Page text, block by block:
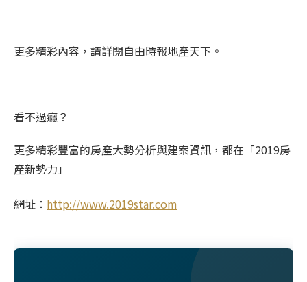
更多精彩內容，請詳閱自由時報地產天下。
看不過癮？
更多精彩豐富的房產大勢分析與建案資訊，都在「2019房
產新勢力」
網址： http://www.2019star.com